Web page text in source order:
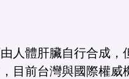
人體肝臟自行合成，
目前台灣與國際權威